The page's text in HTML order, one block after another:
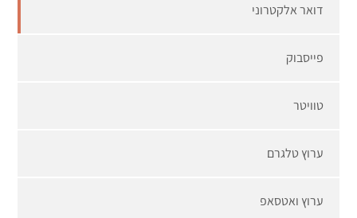
דואר אלקטרוני
פייסבוק
טוויטר
ערוץ טלגרם
ערוץ ואטסאפ